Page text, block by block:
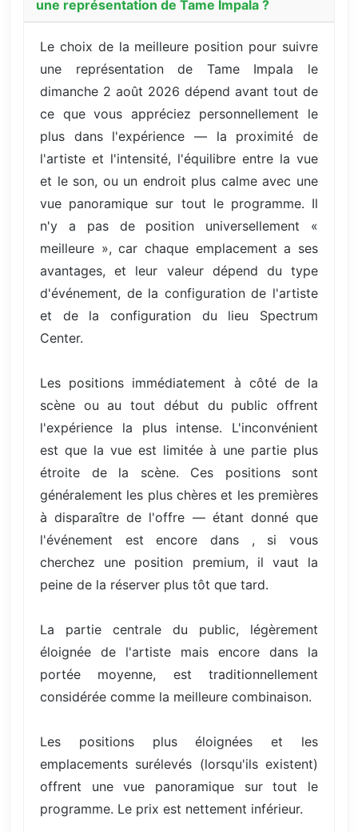
une représentation de Tame Impala ?
Le choix de la meilleure position pour suivre
une représentation de Tame Impala le
dimanche 2 août 2026 dépend avant tout de
ce que vous appréciez personnellement le
plus dans l'expérience — la proximité de
l'artiste et l'intensité, l'équilibre entre la vue
et le son, ou un endroit plus calme avec une
vue panoramique sur tout le programme. Il
n'y a pas de position universellement «
meilleure », car chaque emplacement a ses
avantages, et leur valeur dépend du type
d'événement, de la configuration de l'artiste
et de la configuration du lieu Spectrum
Center.
Les positions immédiatement à côté de la
scène ou au tout début du public offrent
l'expérience la plus intense. L'inconvénient
est que la vue est limitée à une partie plus
étroite de la scène. Ces positions sont
généralement les plus chères et les premières
à disparaître de l'offre — étant donné que
l'événement est encore dans , si vous
cherchez une position premium, il vaut la
peine de la réserver plus tôt que tard.
La partie centrale du public, légèrement
éloignée de l'artiste mais encore dans la
portée moyenne, est traditionnellement
considérée comme la meilleure combinaison.
Les positions plus éloignées et les
emplacements surélevés (lorsqu'ils existent)
offrent une vue panoramique sur tout le
programme. Le prix est nettement inférieur.